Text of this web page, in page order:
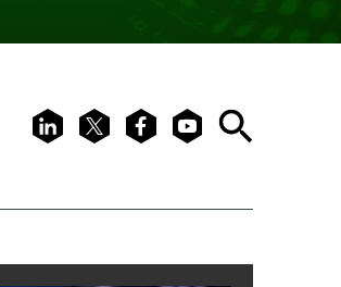
LinkedIn
X FacebookYoutubeSearch